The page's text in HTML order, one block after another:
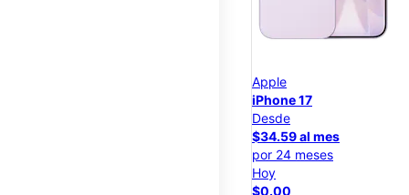
Apple
iPhone 17
Desde
$34.59 al mes
por 24 meses
Hoy
$0.00